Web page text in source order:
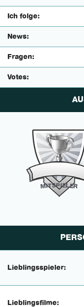
Ich folge:
News:
Fragen:
Votes:
MITSPIELER
Lieblingsspieler:
Lieblingsfilme: